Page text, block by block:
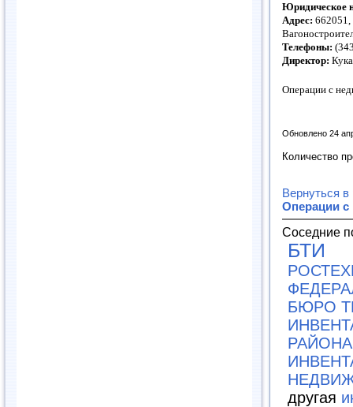
Юридическое
Адрес:
Телефоны:
Директор:
Операции с
Обновлено 24
Количество
Вернуться
Операции
Соседние
БТИ
БЮРО
другая